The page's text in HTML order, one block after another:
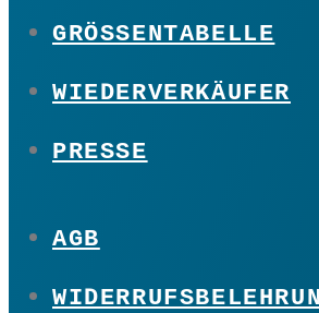
GRÖSSENTABELLE
WIEDERVERKÄUFER
PRESSE
AGB